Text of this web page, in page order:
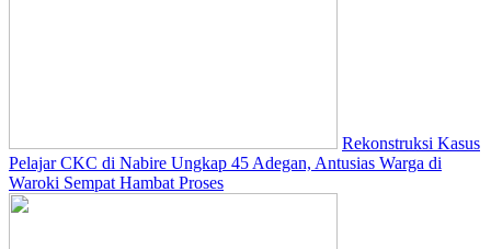
Rekonstruksi Kasus
Pelajar CKC di Nabire Ungkap 45 Adegan, Antusias Warga di
Waroki Sempat Hambat Proses